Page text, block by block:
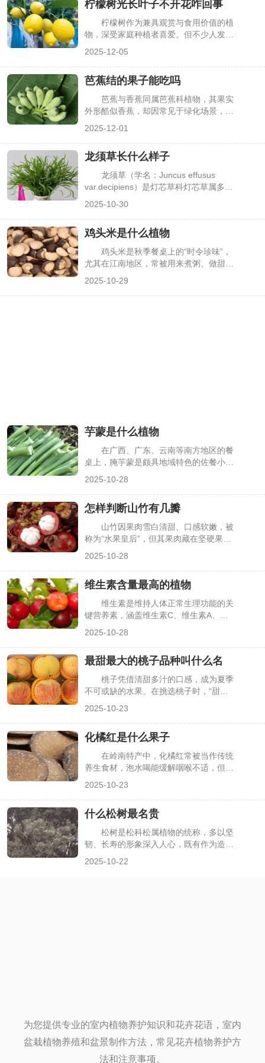
柠檬树光长叶子不开花咋回事
柠檬树作为兼具观赏与食用价值的植
物，深受家庭种植者喜爱。但不少人发
植体验打折扣。其实，这种情况多是光
照、水肥、修剪等养护环节出现偏差，导
致植株养分集中于枝叶生长，而非花芽分
化。下面详细分析原因及解决方法，帮你
让柠檬树顺利开花。
2025-12-05
芭蕉结的果子能吃吗
芭蕉与香蕉同属芭蕉科植物，其果实
外形酷似香蕉，却因常见于绿化场景，让
取决于品种、成熟度，且食用前需注意处
理方式。明确这些关键信息，既能避免误
食不适，也能合理利用可食用的芭蕉果，
下面详细介绍相关要点。
2025-12-01
龙须草长什么样子
龙须草（学名：Juncus effusus
var.decipiens）是灯芯草科灯芯草属多年
生草本植物，因叶片细长柔软、形似“龙
缀或盆栽观赏。但很多人对它的外形认知
模糊，易与麦冬草、菖蒲等草本植物混
淆。其实龙须草的植株形态、叶片质地、
花茎特征都有鲜明辨识度，了解这些特点
能快速区分，下面详细描述龙须草的外形
样貌。
2025-10-30
鸡头米是什么植物
鸡头米是秋季餐桌上的“时令珍味”，
尤其在江南地区，常被用来煮粥、做甜
品，口感软糯清甜，还富含淀粉与蛋白
不知它源自哪种植物，甚至会与莲子、芡
2025-10-29
芋蒙是什么植物
在广西、广东、云南等南方地区的餐
桌上，腌芋蒙是颇具地域特色的佐餐小
知道它源自哪种植物，甚至会将其与芋
头、魔芋等混淆。其实芋蒙是特定植物的
嫩茎，有着明确的植物学归属与生长特
性，了解它不仅能清晰食材来源，也能更
好地认识其食用价值，下面详细解析芋蒙
的植物属性、形态特征及用途。
2025-10-28
怎样判断山竹有几瓣
山竹因果肉雪白清甜、口感软嫩，被
称为“水果皇后”，但其果肉藏在坚硬果壳
山竹时只能凭运气，不知道如何通过外观
判断果肉瓣数，常遇到“果壳大、果肉
少”的情况。其实山竹的果瓣数量可通过
外壳特征轻松判断，掌握简单方法就能精
准挑选，下面详细介绍具体技巧。
2025-10-28
维生素含量最高的植物
维生素是维持人体正常生理功能的关
键营养素，涵盖维生素C、维生素A、维
食用植物高效补充维生素，却困惑“哪种
植物维生素含量最高”。其实不同维生素
对应的高含量植物不同，不存在单一“含
量最高”的植物，需按维生素类别筛选，
下面详细介绍各类维生素含量突出的植
物。
2025-10-28
最甜最大的桃子品种叫什么名
桃子凭借清甜多汁的口感，成为夏季
不可或缺的水果。在挑选桃子时，“甜度
高”和“果个大”是多数人的核心需求，但市
桃，特性差异大，不少人难以判断哪种
是“最甜最大”的品种。其实目前有几个品
种在甜度和果重上表现突出，既能满足对
甜度的追求，又有饱满的果型，下面详细
介绍这些优质桃子品种。
2025-10-23
化橘红是什么果子
在岭南特产中，化橘红常被当作传统
养生食材，泡水喝能缓解咽喉不适，但很
多人只听过其名，却不清楚它对应的果子
淆。其实化橘红并非日常食用的水果，而
是特定柑橘品种的干燥幼果，有着严格的
产地限定与独特的药用价值，下面详细解
析化橘红的果子属性、形态特征及用途。
2025-10-23
什么松树最名贵
松树是松科松属植物的统称，多以坚
韧、长寿的形象深入人心，既有作为造林
2025-10-22
为您提供专业的室内植物养护知识和花卉花语，室内
盆栽植物养殖和盆景制作方法，常见花卉植物养护方
法和注意事项。